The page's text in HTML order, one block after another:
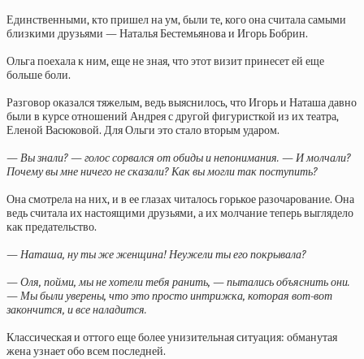
Единственными, кто пришел на ум, были те, кого она считала самыми
близкими друзьями — Наталья Бестемьянова и Игорь Бобрин.
Ольга поехала к ним, еще не зная, что этот визит принесет ей еще
больше боли.
Разговор оказался тяжелым, ведь выяснилось, что Игорь и Наташа давно
были в курсе отношений Андрея с другой фигуристкой из их театра,
Еленой Васюковой. Для Ольги это стало вторым ударом.
— Вы знали? — голос сорвался от обиды и непонимания. — И молчали?
Почему вы мне ничего не сказали? Как вы могли так поступить?
Она смотрела на них, и в ее глазах читалось горькое разочарование. Она
ведь считала их настоящими друзьями, а их молчание теперь выглядело
как предательство.
— Наташа, ну ты же женщина! Неужели ты его покрывала?
— Оля, пойми, мы не хотели тебя ранить, — пытались объяснить они.
— Мы были уверены, что это просто интрижка, которая вот-вот
закончится, и все наладится.
Классическая и оттого еще более унизительная ситуация: обманутая
жена узнает обо всем последней.